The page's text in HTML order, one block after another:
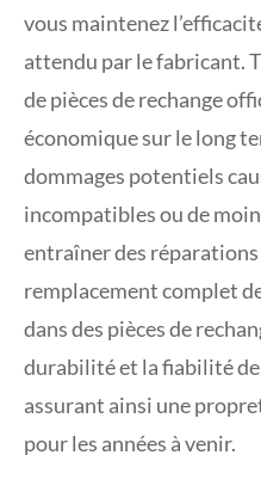
vous maintenez
attendu par le fabricant.
de pièces de rechange
économique sur le long
dommages potentiels
incompatibles ou de
entraîner des
remplacement complet
dans des pièces de
durabilité et la fiabilité
assurant ainsi une
pour les années à venir.